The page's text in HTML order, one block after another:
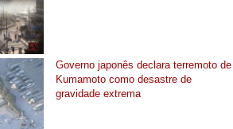
Governo japonês declara terremoto de
Kumamoto como desastre de
gravidade extrema